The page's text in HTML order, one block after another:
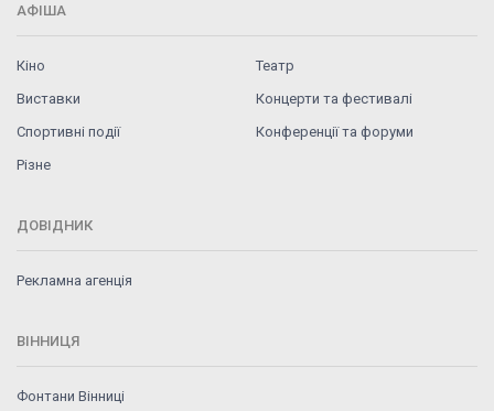
АФІША
Кіно
Театр
Виставки
Концерти та фестивалі
Спортивні події
Конференції та форуми
Різне
ДОВІДНИК
Рекламна агенція
ВІННИЦЯ
Фонтани Вінниці